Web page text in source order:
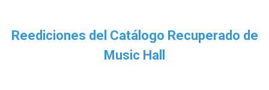
Reediciones del Catálogo Recuperado de
Music Hall